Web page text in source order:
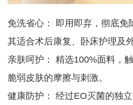
免洗省心： 即用即弃，彻底免
其适合术后康复、卧床护理及
亲肤呵护： 精选100%面料，
脆弱皮肤的摩擦与刺激。
健康防护： 经过EO灭菌的独